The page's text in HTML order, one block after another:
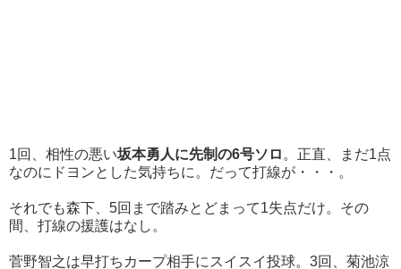
1回、相性の悪い坂本勇人に先制の6号ソロ 。正直、まだ1点
なのにドヨンとした気持ちに。だって打線が・・・。
それでも森下、5回まで踏みとどまって1失点だけ。その
間、打線の援護はなし。
菅野智之は早打ちカープ相手にスイスイ投球。3回、菊池涼